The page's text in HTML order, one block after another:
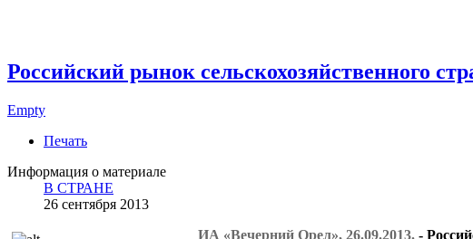
Российский рынок сельскохозяйственного
Empty
Печать
Информация о материале
В СТРАНЕ
26 сентября 2013
ИА «Вечерний Орел», 26.09.2013. -